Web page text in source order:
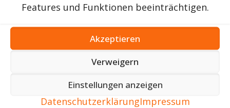
Features und Funktionen beeinträchtigen.
Akzeptieren
Verweigern
Einstellungen anzeigen
DatenschutzerklärungImpressum